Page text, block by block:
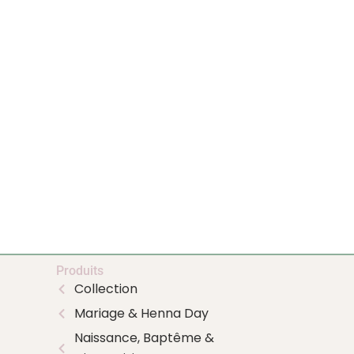
Produits
Collection
Mariage & Henna Day
Naissance, Baptême &